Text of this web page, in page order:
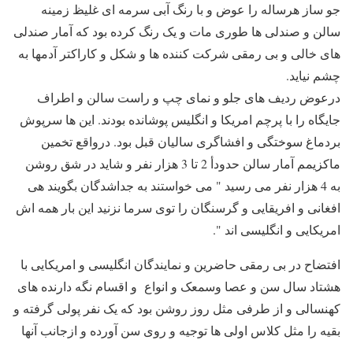
جو ساز هرساله را عوض و با رنگ آبی سرمه ای غلیظ زمینه
سالن و صندلی ها طوری مات و یک رنگ کرده بود که آمار صندلی
های خالی و بی رمقی شرکت کننده ها و شکل و کاراکتر آدمها به
چشم نیاید.
درعوض ردیف های جلو و نمای چپ و راست سالن و اطراف
جایگاه را با پرچم امریکا و انگلیس پوشانده بودند. این ها سرپوش
بردماغ سوختگی و افشاگری سالیان قبل بود. درواقع تخمین
ماکزیمم آمار سالن حدودأ 2 تا 3 هزار نفر و شاید در شق روشن
به 4 هزار نفر می رسید " می خواستند به جداشدگان بگویند هی
افغانی و افریقایی و گرسنگان را توی سرما نزنید این بار همه اش
امریکایی و انگلیسی اند ".
افتضاح در بی رمقی حاضرین و نمایندگان انگلیسی و امریکایی با
هشتاد سال سن و عصا وسمعک و انواع و اقسام نگه دارنده های
کهنسالی و از طرفی مثل روز روشن بود که یک نفر پولی گرفته و
بقیه را مثل کلاس اولی ها توجیه و روی سن آورده و ازجانب آنها